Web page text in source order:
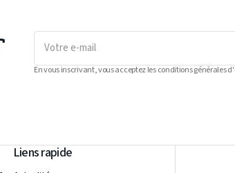
Votre
mail
En vous inscrivant, vous acceptez les conditions générales
Liens rapide